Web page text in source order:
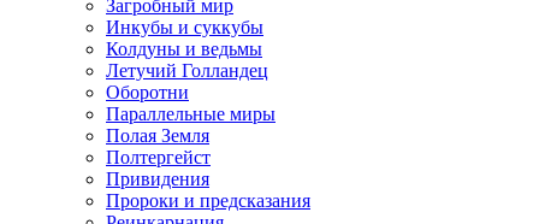
Загробный мир
Инкубы и суккубы
Колдуны и ведьмы
Летучий Голландец
Оборотни
Параллельные миры
Полая Земля
Полтергейст
Привидения
Пророки и предсказания